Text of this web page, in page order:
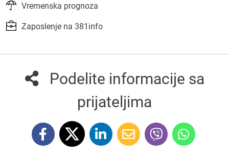
Vremenska prognoza
Zaposlenje na 381info
Podelite informacije sa
prijateljima